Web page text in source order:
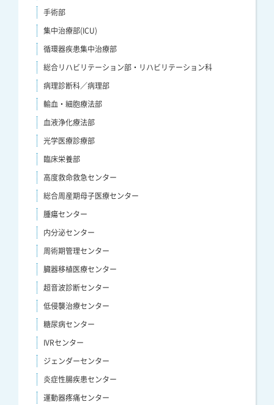
手術部
集中治療部(ICU)
循環器疾患集中治療部
総合リハビリテーション部・リハビリテーション科
病理診断科／病理部
輸血・細胞療法部
血液浄化療法部
光学医療診療部
臨床栄養部
高度救命救急センター
総合周産期母子医療センター
腫瘍センター
内分泌センター
周術期管理センター
臓器移植医療センター
超音波診断センター
低侵襲治療センター
糖尿病センター
IVRセンター
ジェンダーセンター
炎症性腸疾患センター
運動器疼痛センター